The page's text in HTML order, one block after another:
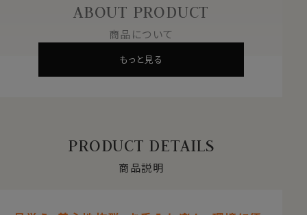
ABOUT PRODUCT
商品について
もっと見る
PRODUCT DETAILS
商品説明